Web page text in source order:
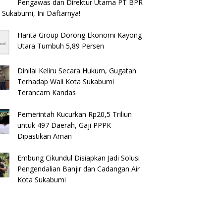
Pengawas dan Direktur Utama PT BPR
Ini Daftarnya!
Harita Group Dorong Ekonomi Kayong
Utara Tumbuh 5,89 Persen
Dinilai Keliru Secara Hukum, Gugatan
Terhadap Wali Kota Sukabumi
Terancam Kandas
Pemerintah Kucurkan Rp20,5 Triliun
untuk 497 Daerah, Gaji PPPK
Dipastikan Aman
Embung Cikundul Disiapkan Jadi Solusi
Pengendalian Banjir dan Cadangan Air
Kota Sukabumi